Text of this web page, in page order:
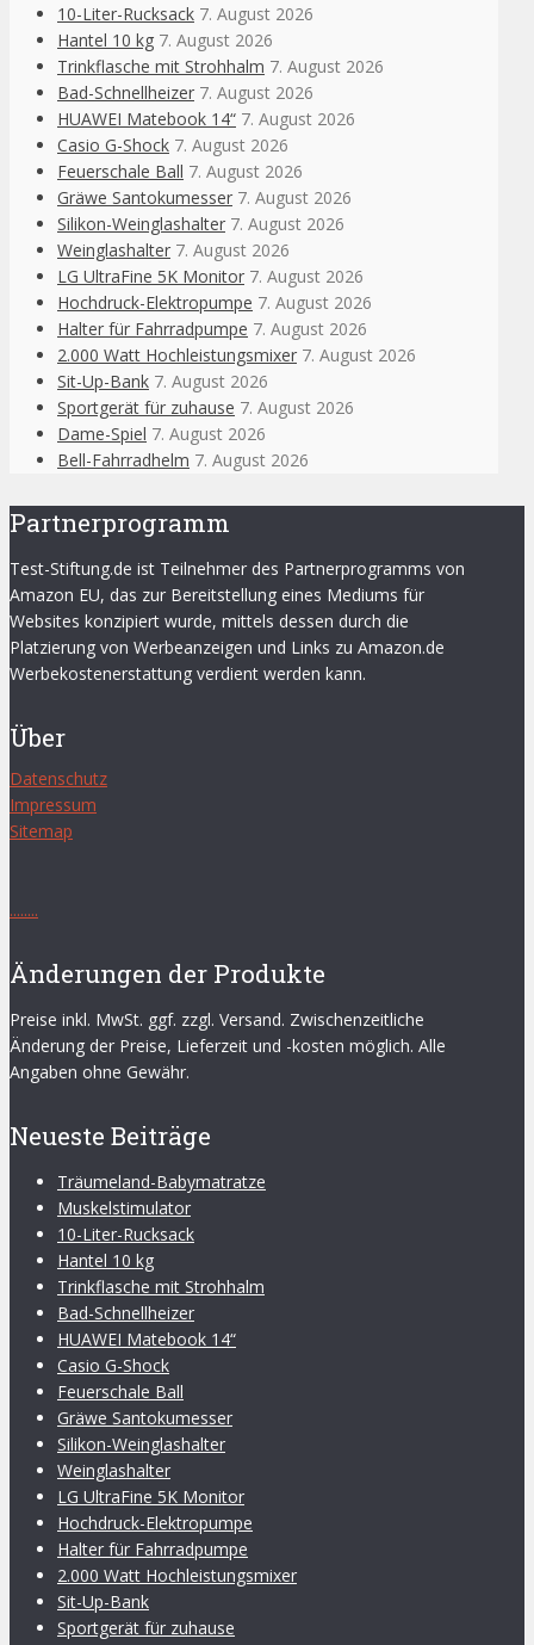
10-Liter-Rucksack 7. August 2026
Hantel 10 kg 7. August 2026
Trinkflasche mit Strohhalm 7. August 2026
Bad-Schnellheizer 7. August 2026
HUAWEI Matebook 14“ 7. August 2026
Casio G-Shock 7. August 2026
Feuerschale Ball 7. August 2026
Gräwe Santokumesser 7. August 2026
Silikon-Weinglashalter 7. August 2026
Weinglashalter 7. August 2026
LG UltraFine 5K Monitor 7. August 2026
Hochdruck-Elektropumpe 7. August 2026
Halter für Fahrradpumpe 7. August 2026
2.000 Watt Hochleistungsmixer 7. August 2026
Sit-Up-Bank 7. August 2026
Sportgerät für zuhause 7. August 2026
Dame-Spiel 7. August 2026
Bell-Fahrradhelm 7. August 2026
Partnerprogramm
Test-Stiftung.de ist Teilnehmer des Partnerprogramms von
Amazon EU, das zur Bereitstellung eines Mediums für
Websites konzipiert wurde, mittels dessen durch die
Platzierung von Werbeanzeigen und Links zu Amazon.de
Werbekostenerstattung verdient werden kann.
Über
Datenschutz
Impressum
Sitemap
........
Änderungen der Produkte
Preise inkl. MwSt. ggf. zzgl. Versand. Zwischenzeitliche
Änderung der Preise, Lieferzeit und -kosten möglich. Alle
Angaben ohne Gewähr.
Neueste Beiträge
Träumeland-Babymatratze
Muskelstimulator
10-Liter-Rucksack
Hantel 10 kg
Trinkflasche mit Strohhalm
Bad-Schnellheizer
HUAWEI Matebook 14“
Casio G-Shock
Feuerschale Ball
Gräwe Santokumesser
Silikon-Weinglashalter
Weinglashalter
LG UltraFine 5K Monitor
Hochdruck-Elektropumpe
Halter für Fahrradpumpe
2.000 Watt Hochleistungsmixer
Sit-Up-Bank
Sportgerät für zuhause